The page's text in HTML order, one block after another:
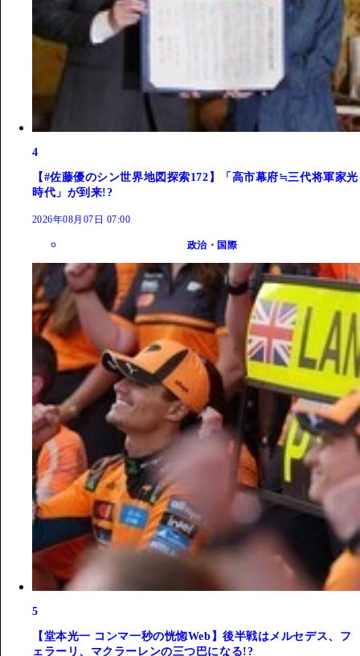
4
【#佐藤優のシン世界地図探索172】「高市幕府≒三代将軍家光
時代」が到来!?
2026年08月07日 07:00
政治・国際
5
【堂本光一 コンマ一秒の恍惚Web】後半戦はメルセデス、フ
ェラーリ、マクラーレンの三つ巴になる!?